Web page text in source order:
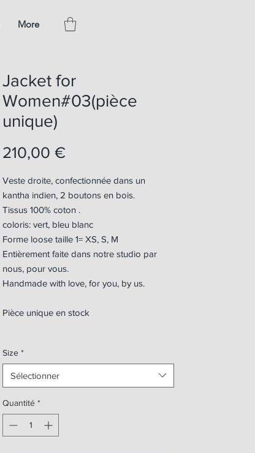
More
Jacket for
Women#03(pièce
unique)
210,00 €
Veste droite, confectionnée dans un
kantha indien, 2 boutons en bois.
Tissus 100% coton .
coloris: vert, bleu blanc
Forme loose taille 1= XS, S, M
Entièrement faite dans notre studio par
nous, pour vous.
Handmade with love, for you, by us.
Pièce unique en stock
Size *
Sélectionner
Quantité *